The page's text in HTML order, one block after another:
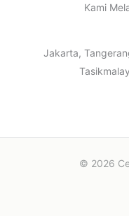
Kami
Jakarta,
© 2026